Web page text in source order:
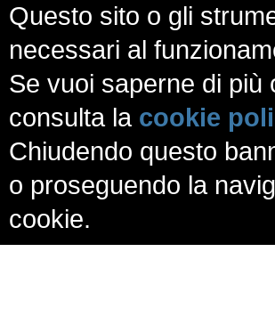
Questo sito o gli
necessari al
Se vuoi saperne di più
consulta la cookie
Chiudendo questo
o proseguendo la
cookie.